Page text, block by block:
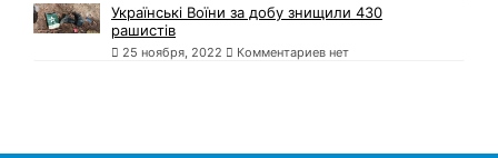
Українські Воїни за добу знищили 430
рашистів
25 ноября, 2022 Комментариев нет